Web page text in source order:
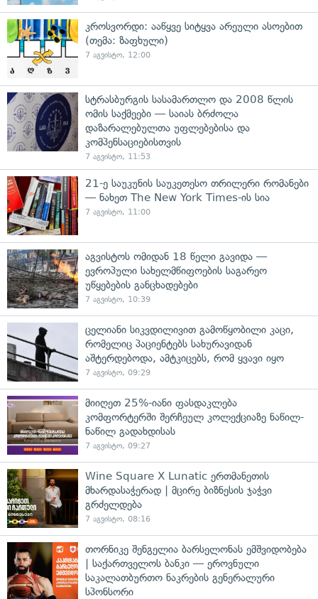
კროსვორდი: ააწყვე სიტყვა არეული ასოებით
(თემა: ზაფხული)
7 აგვისტო, 12:00
სტრასბურგის სასამართლო და 2008 წლის
ომის საქმეები — საიას ბრძოლა
დაზარალებულთა უფლებებისა და
კომპენსაციებისთვის
7 აგვისტო, 11:53
21-ე საუკუნის საუკეთესო თრილერი რომანები
— ნახეთ The New York Times-ის სია
7 აგვისტო, 11:00
აგვისტოს ომიდან 18 წელი გავიდა —
ევროპული სახელმწიფოების საგარეო
უწყებების განცხადებები
7 აგვისტო, 10:39
ცელიანი სიკვდილივით გამოწყობილი კაცი,
რომელიც პაციენტებს სახურავიდან
აშტერდებოდა, ამტკიცებს, რომ ყვავი იყო
7 აგვისტო, 09:29
მიიღეთ 25%-იანი ფასდაკლება
კომფორტერში შერჩეულ კოლექციაზე ნაწილ-
ნაწილ გადახდისას
7 აგვისტო, 09:27
Wine Square X Lunatic ერთმანეთის
მხარდასაჭერად | მცირე ბიზნესის ჯაჭვი
გრძელდება
7 აგვისტო, 08:16
თორნიკე შენგელია ბარსელონას ემშვიდობება
| საქართველოს ბანკი — ეროვნული
საკალათბურთო ნაკრების გენერალური
სპონსორი